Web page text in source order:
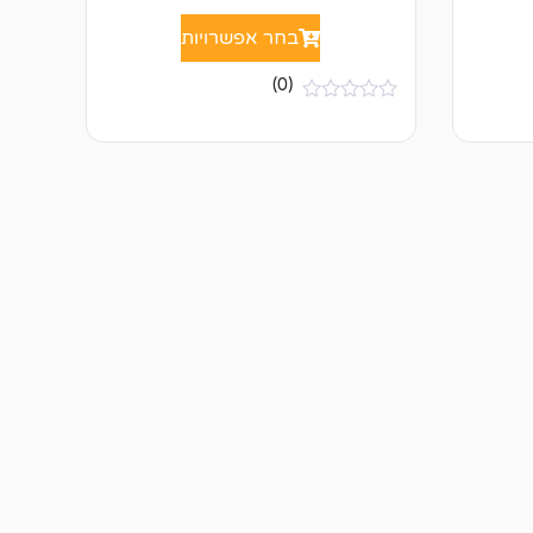
בחר אפשרויות
(0)